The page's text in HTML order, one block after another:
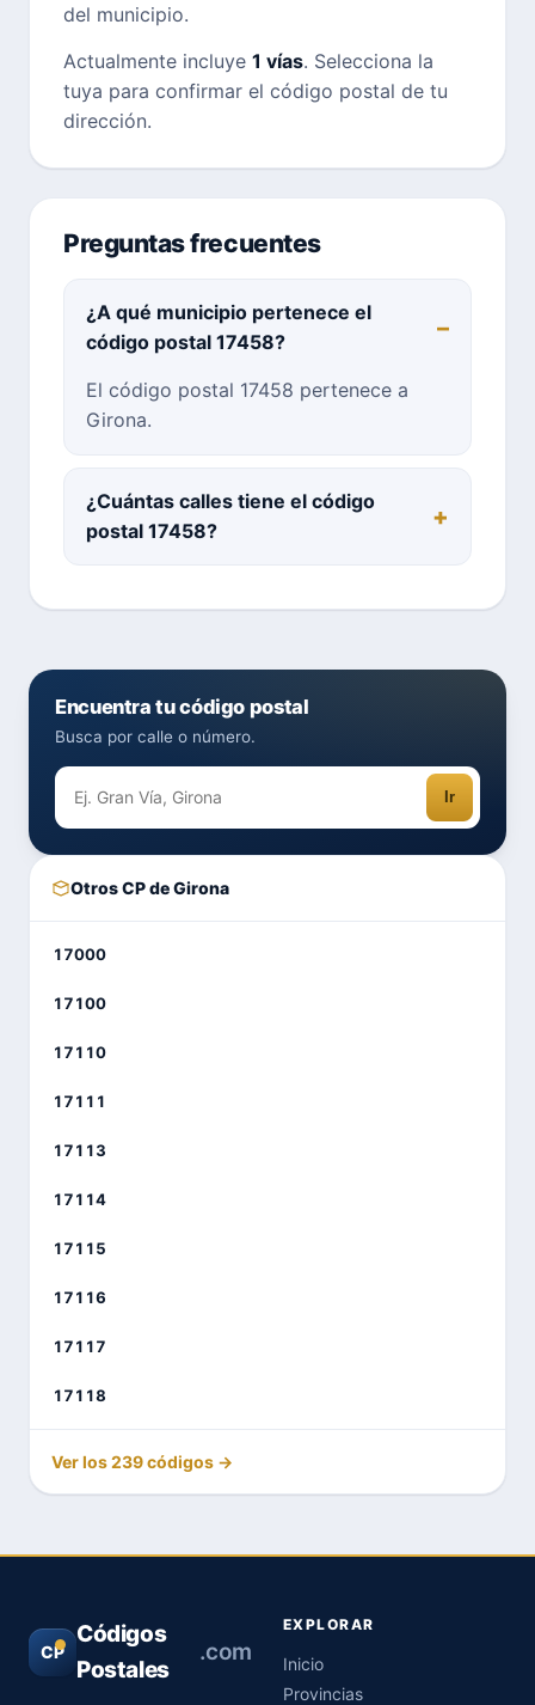
del municipio.
Actualmente incluye 1 vías. Selecciona la
tuya para confirmar el código postal de tu
dirección.
Preguntas frecuentes
¿A qué municipio pertenece el
código postal 17458?
El código postal 17458 pertenece a
Girona.
¿Cuántas calles tiene el código
postal 17458?
Encuentra tu código postal
Busca por calle o número.
Ir
Otros CP de Girona
17000
17100
17110
17111
17113
17114
17115
17116
17117
17118
Ver los 239 códigos →
CP
Códigos
Postales
.com
EXPLORAR
Inicio
Provincias